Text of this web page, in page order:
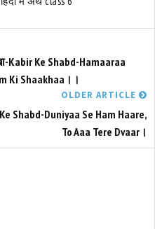
Kabir Ke Shabd-Hamaaraa
Ki Shaakhaa।।
OLDER ARTICLE
Shabd-Duniyaa Se Ham Haare,
To Aaa Tere Dvaar।